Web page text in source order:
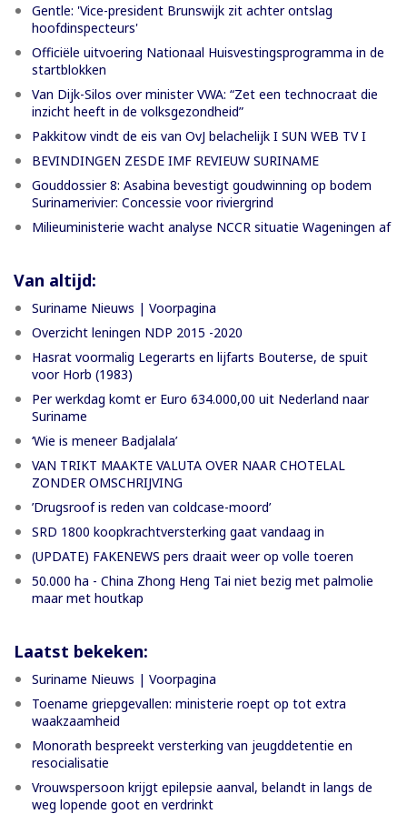
Gentle: 'Vice-president Brunswijk zit achter ontslag
hoofdinspecteurs'
Officiële uitvoering Nationaal Huisvestingsprogramma in de
startblokken
Van Dijk-Silos over minister VWA: “Zet een technocraat die
inzicht heeft in de volksgezondheid”
Pakkitow vindt de eis van OvJ belachelijk I SUN WEB TV I
BEVINDINGEN ZESDE IMF REVIEUW SURINAME
Gouddossier 8: Asabina bevestigt goudwinning op bodem
Surinamerivier: Concessie voor riviergrind
Milieuministerie wacht analyse NCCR situatie Wageningen af
Van altijd:
Suriname Nieuws | Voorpagina
Overzicht leningen NDP 2015 -2020
Hasrat voormalig Legerarts en lijfarts Bouterse, de spuit
voor Horb (1983)
Per werkdag komt er Euro 634.000,00 uit Nederland naar
Suriname
‘Wie is meneer Badjalala’
VAN TRIKT MAAKTE VALUTA OVER NAAR CHOTELAL
ZONDER OMSCHRIJVING
’Drugsroof is reden van coldcase-moord’
SRD 1800 koopkrachtversterking gaat vandaag in
(UPDATE) FAKENEWS pers draait weer op volle toeren
50.000 ha - China Zhong Heng Tai niet bezig met palmolie
maar met houtkap
Laatst bekeken:
Suriname Nieuws | Voorpagina
Toename griepgevallen: ministerie roept op tot extra
waakzaamheid
Monorath bespreekt versterking van jeugddetentie en
resocialisatie
Vrouwspersoon krijgt epilepsie aanval, belandt in langs de
weg lopende goot en verdrinkt